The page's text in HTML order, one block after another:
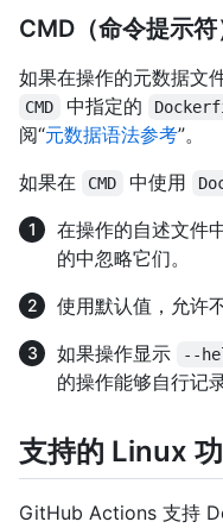
CMD（命令提示符
如果在操作的元数据文
CMD 中指定的
阅“元数据语法参考”。
如果在
CMD 中使用
在操作的自述文件
的中忽略它们。
使用默认值，允许
如果操作显示
--
的操作能够自行记录
支持的 Linux
GitHub Actions 支持